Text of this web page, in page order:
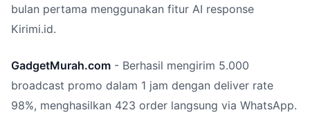
bulan pertama menggunakan fitur AI response
Kirimi.id.
GadgetMurah.com - Berhasil mengirim 5.000
broadcast promo dalam 1 jam dengan deliver rate
98%, menghasilkan 423 order langsung via WhatsApp.